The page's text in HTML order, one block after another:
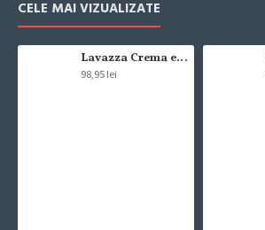
CELE MAI VIZUALIZATE
Lavazza Crema e Gusto Classico boabe,1kg
98,95 lei